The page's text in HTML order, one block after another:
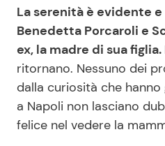
La serenità è evidente
Benedetta Porcaroli e
ex, la madre di sua figlia.
ritornano. Nessuno dei
dalla curiosità che
a Napoli non lasciano
felice nel vedere la